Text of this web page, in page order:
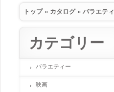
トップ» カタログ» バラエティ
カテゴリー
バラエティー
映画